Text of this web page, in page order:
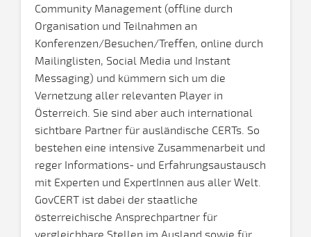
Community Management (offline durch
Organisation und Teilnahmen an
Konferenzen/Besuchen/Treffen, online durch
Mailinglisten, Social Media und Instant
Messaging) und kümmern sich um die
Vernetzung aller relevanten Player in
Österreich. Sie sind aber auch international
sichtbare Partner für ausländische CERTs. So
bestehen eine intensive Zusammenarbeit und
reger Informations- und Erfahrungsaustausch
mit Experten und ExpertInnen aus aller Welt.
GovCERT ist dabei der staatliche
österreichische Ansprechpartner für